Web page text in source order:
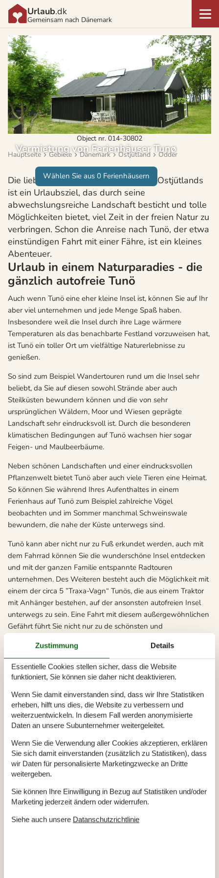
Urlaub.dk
Gemeinsam nach Dänemark
Object nr. 014-30802
Vermietung von Ferienhäuser Tunø
Wählen Sie aus 0 Ferienhäusern
Hauptseite Gebiete Dänemark Ostjütland Odder
Die liebliche Insel Tunö vor der Küste Ostjütlands
ist ein Urlaubsziel, das durch seine
abwechslungsreiche Landschaft besticht und tolle
Möglichkeiten bietet, viel Zeit in der freien Natur zu
verbringen. Schon die Anreise nach Tunö, der etwa
einstündigen Fahrt mit einer Fähre, ist ein kleines
Abenteuer.
Urlaub in einem Naturparadies - die
gänzlich autofreie Tunö
Auch wenn Tunö eine eher kleine Insel ist, können Sie auf Ihr
aber viel unternehmen und jede Menge Spaß haben.
Insbesondere weil die Insel durch ihre Lage wärmere
Temperaturen als das benachbarte Festland vorzuweisen hat,
ist Tunö ein toller Ort um vielfältige Naturerlebnisse zu
genießen.
So sind zum Beispiel Wandertouren rund um die Insel sehr
beliebt, da Sie auf diesen sowohl Strände aber auch
Steilküsten bewundern können und die von sehr
ursprünglichen Wäldern, Moor und Wiesen geprägte
Landschaft sehr eindrucksvoll ist. Durch die besonderen
klimatischen Bedingungen auf Tunö wachsen hier sogar
Feigen- und Maulbeerbäume.
Neben schönen Landschaften und einer eindrucksvollen
Pflanzenwelt bietet Tunö aber auch viele Tieren eine Heimat.
So können Sie während Ihres Aufenthaltes in einem
Ferienhaus auf Tunö zum Beispiel zahlreiche Vögel
beobachten und im Sommer manchmal Schweinswale
bewundern, die nahe der Küste unterwegs sind.
Tunö kann aber nicht nur zu Fuß erkundet werden, auch mit
dem Fahrrad können Sie die wunderschöne Insel entdecken
und mit der ganzen Familie entspannte Radtouren
unternehmen. Des Weiteren besteht auch die Möglichkeit mit
einem der circa 5 ”Traxa-Vagn“ Tunös, die aus einem Traktor
mit Anhänger bestehen, auf der ansonsten autofreien Insel
unterwegs zu sein. Eine Fahrt mit diesem außergewöhnlichen
Gefährt führt Sie nicht nur zu de schönsten und
tolles Erlebnis.
Wenn Sie Ihren Urlaub in einem Ferienhaus auf Tunö
verbringen, sollten Sie auch einen Streifzug durch den
Ortskern der Insel nicht verpassen, da Sie dort interessante
Bauwerke und Orte besuchen können. Sehr interessant ist
zum Beispiel die Kirche von Tunö, da diese nicht mehr über
einen herkömmlichen Glockenturm verfügt, weil der Kirchturm
aufgrund seiner von überall gut einsehbaren Lage schon vor
etlichen Jahrzehnten zu einem Leuchtturm umgerüstet wurde.
Heutzutage ist eine Besichtigung des Leuchtturms möglich
und auch sehr empfehlenswert, da Sie von ihm aus einen
fantastischen Rundumblick haben. Aber auch das Innere der
Kirche beeindruckt durch einen sehr sehenswerten Altar und
Zustimmung Details
Essentielle Cookies stellen sicher, dass die Website
funktioniert, Sie können sie daher nicht deaktivieren.
Wenn Sie damit einverstanden sind, dass wir Ihre Statistiken
erheben, hilft uns dies, die Website zu verbessern und
weiterzuentwickeln. In diesem Fall werden anonymisierte
Daten an unsere Subunternehmer weitergeleitet.
Wenn Sie die Verwendung aller Cookies akzeptieren, erklären
Sie sich damit einverstanden (zusätzlich zu Statistiken), dass
wir Daten für personalisierte Marketingzwecke an Dritte
weitergeben.
Sie können Ihre Einwilligung in Bezug auf Statistiken und/oder
Marketing jederzeit ändern oder widerrufen.
Siehe auch unsere Datanschutzrichtlinie